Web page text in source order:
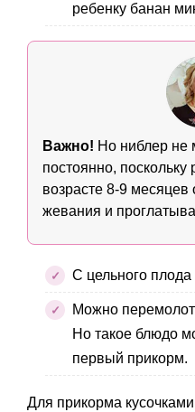
ребенку банан
Важно! Но ниблер не
постоянно, поскольку
возрасте 8-9 месяцев
жевания и
С цельного плода
Можно
Но такое блюдо
первый прикорм.
Для прикорма